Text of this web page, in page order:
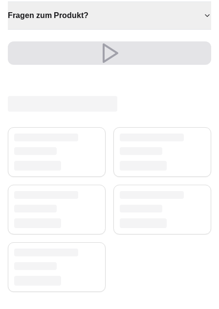
✔ Zeitloses Design für jeden Raum
✔ Ein echter Blickfang für Ihr Zuhause
✔ Eine bleibende Investition für Ihr Zuhause
Vielseitig und ausdrucksstark, fügt er sich mühelos in
Versand & Service
Fragen zum Produkt?